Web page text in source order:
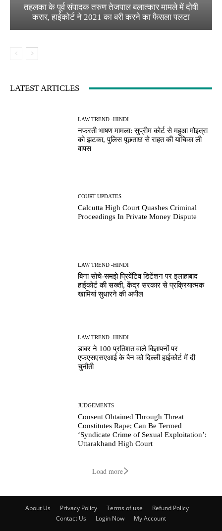
तहलका के पूर्व संपादक तरुण तेजपाल बलात्कार मामले में दोषी
करार, हाईकोर्ट ने 2021 का बरी करने का फैसला पलटा
LATEST ARTICLES
LAW TREND -HINDI
नफरती भाषण मामला: सुप्रीम कोर्ट से महुआ मोइत्रा
को झटका, पुलिस पूछताछ से राहत की याचिका ली
वापस
COURT UPDATES
Calcutta High Court Quashes Criminal
Proceedings In Private Money Dispute
LAW TREND -HINDI
बिना सोचे-समझे प्रिवेंटिव डिटेंशन पर इलाहाबाद
हाईकोर्ट की सख्ती, केंद्र सरकार से प्रक्रियात्मक
खामियां सुधारने की अपील
LAW TREND -HINDI
डाबर ने 100 प्रतिशत वाले विज्ञापनों पर
एफएसएसएआई के बैन को दिल्ली हाईकोर्ट में दी
चुनौती
JUDGEMENTS
Consent Obtained Through Threat
Constitutes Rape; Can Be Termed
‘Syndicate Crime of Sexual Exploitation’:
Uttarakhand High Court
Load more
About Us Privacy Policy Terms of use
Refund Policy
Contact Us
Login Now My Account